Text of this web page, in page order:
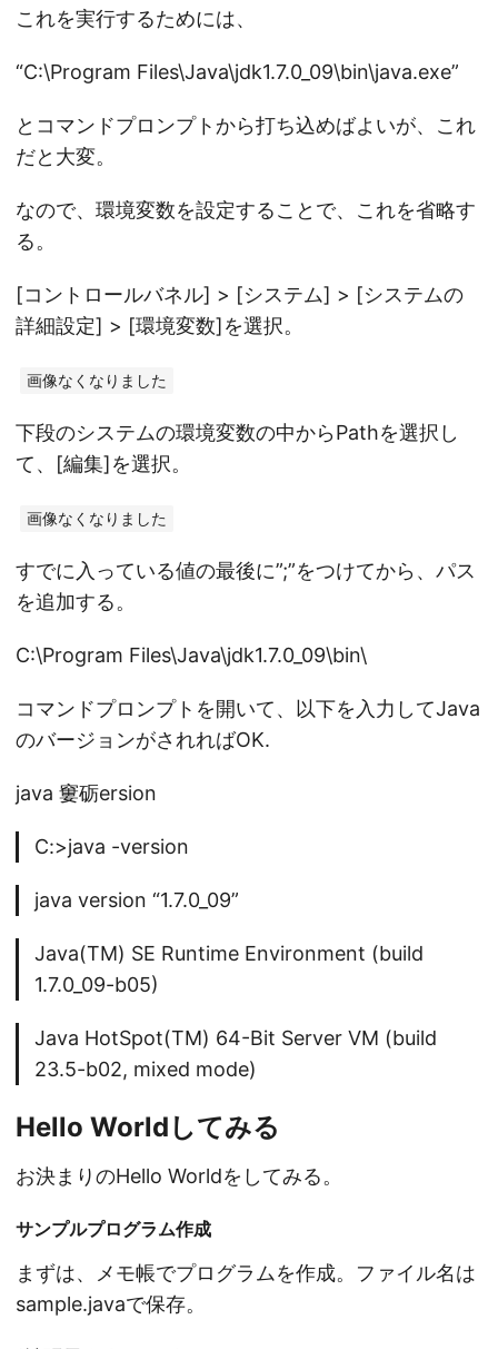
これを実行するためには、
“C:\Program Files\Java\jdk1.7.0_09\bin\java.exe”
とコマンドプロンプトから打ち込めばよいが、これ
だと大変。
なので、環境変数を設定することで、これを省略す
る。
[コントロールバネル] > [システム] > [システムの
詳細設定] > [環境変数]を選択。
画像なくなりました
下段のシステムの環境変数の中からPathを選択し
て、[編集]を選択。
画像なくなりました
すでに入っている値の最後に”;”をつけてから、パス
を追加する。
C:\Program Files\Java\jdk1.7.0_09\bin\
コマンドプロンプトを開いて、以下を入力してJava
のバージョンがされればOK.
java 窶砺ersion
C:>java -version
java version “1.7.0_09”
Java(TM) SE Runtime Environment (build
1.7.0_09-b05)
Java HotSpot(TM) 64-Bit Server VM (build
23.5-b02, mixed mode)
Hello Worldしてみる
お決まりのHello Worldをしてみる。
サンプルプログラム作成
まずは、メモ帳でプログラムを作成。ファイル名は
sample.javaで保存。